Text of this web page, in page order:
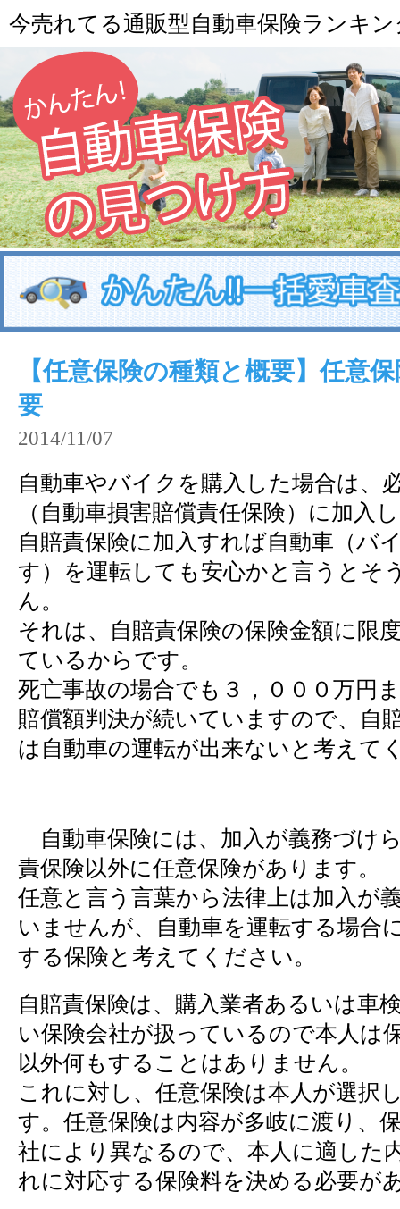
今売れてる通販型自動車保険ランキン
【任意保険の種類と概要】任意
要
2014/11/07
自動車やバイクを購入した場合は、
（自動車損害賠償責任保険）に加入
自賠責保険に加入すれば自動車（バ
す）を運転しても安心かと言うとそ
ん。
それは、自賠責保険の保険金額に限
ているからです。
死亡事故の場合でも３，０００万円
賠償額判決が続いていますので、自
は自動車の運転が出来ないと考えて
自動車保険には、加入が義務づけ
責保険以外に任意保険があります。
任意と言う言葉から法律上は加入が
いませんが、自動車を運転する場合
する保険と考えてください。
自賠責保険は、購入業者あるいは車
い保険会社が扱っているので本人は
以外何もすることはありません。
これに対し、任意保険は本人が選択
す。任意保険は内容が多岐に渡り、
社により異なるので、本人に適した
れに対応する保険料を決める必要が